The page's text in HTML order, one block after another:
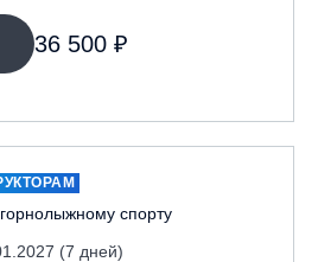
36 500 ₽
спорту
(7 дней)